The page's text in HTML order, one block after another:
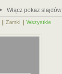
Włącz pokaz slajdów
Zamki Wszystkie